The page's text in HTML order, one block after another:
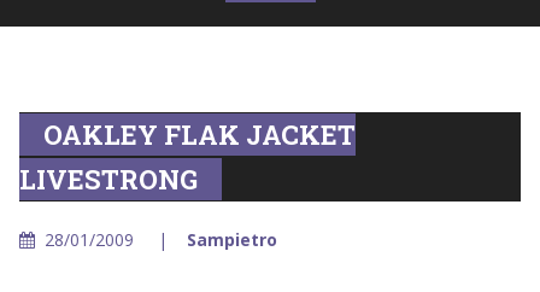
OAKLEY FLAK JACKET
LIVESTRONG
28/01/2009 Sampietro